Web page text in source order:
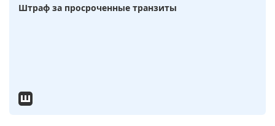
Штраф за просроченные транзиты